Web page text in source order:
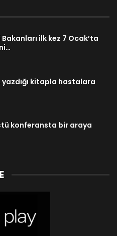
Bakanları ilk kez 7 Ocak’ta
yazdığı kitapla hastalara
konferansta bir araya